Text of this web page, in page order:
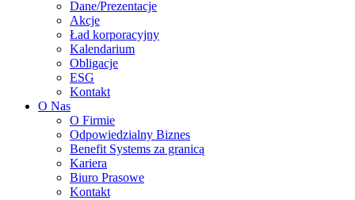
Dane/Prezentacje
Akcje
Ład korporacyjny
Kalendarium
Obligacje
ESG
Kontakt
O Nas
O Firmie
Odpowiedzialny Biznes
Benefit Systems za granicą
Kariera
Biuro Prasowe
Kontakt